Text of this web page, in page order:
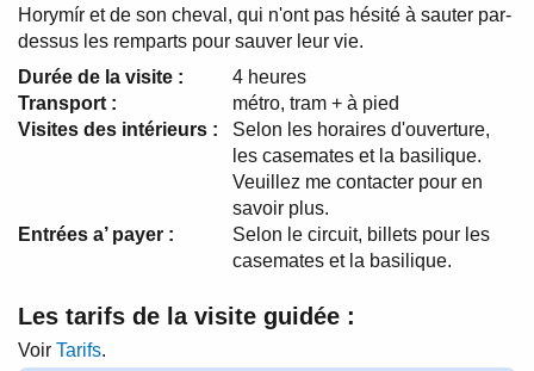
Horymír et de son cheval, qui n'ont pas hésité à sauter par-
dessus les remparts pour sauver leur vie.
Durée de la visite :
4 heures
Transport :
métro, tram + à pied
Visites des intérieurs :
Selon les horaires d'ouverture,
les casemates et la basilique.
Veuillez me contacter pour en
savoir plus.
Entrées a’ payer :
Selon le circuit, billets pour les
casemates et la basilique.
Les tarifs de la visite guidée :
Voir Tarifs.